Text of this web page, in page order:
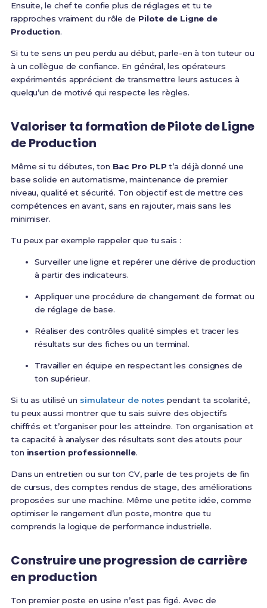
Ensuite, le chef te confie plus de réglages et tu te
rapproches vraiment du rôle de Pilote de Ligne de
Production.
Si tu te sens un peu perdu au début, parle-en à ton tuteur ou
à un collègue de confiance. En général, les opérateurs
expérimentés apprécient de transmettre leurs astuces à
quelqu’un de motivé qui respecte les règles.
Valoriser ta formation de Pilote de Ligne
de Production
Même si tu débutes, ton Bac Pro PLP t’a déjà donné une
base solide en automatisme, maintenance de premier
niveau, qualité et sécurité. Ton objectif est de mettre ces
compétences en avant, sans en rajouter, mais sans les
minimiser.
Tu peux par exemple rappeler que tu sais :
Surveiller une ligne et repérer une dérive de production
à partir des indicateurs.
Appliquer une procédure de changement de format ou
de réglage de base.
Réaliser des contrôles qualité simples et tracer les
résultats sur des fiches ou un terminal.
Travailler en équipe en respectant les consignes de
ton supérieur.
Si tu as utilisé un simulateur de notes pendant ta scolarité,
tu peux aussi montrer que tu sais suivre des objectifs
chiffrés et t’organiser pour les atteindre. Ton organisation et
ta capacité à analyser des résultats sont des atouts pour
ton insertion professionnelle.
Dans un entretien ou sur ton CV, parle de tes projets de fin
de cursus, des comptes rendus de stage, des améliorations
proposées sur une machine. Même une petite idée, comme
optimiser le rangement d’un poste, montre que tu
comprends la logique de performance industrielle.
Construire une progression de carrière
en production
Ton premier poste en usine n’est pas figé. Avec de